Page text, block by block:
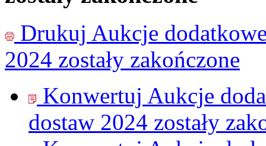
Drukuj Aukcje
2024 zostały zakończone
Konwertuj Aukcje
dostaw 2024 zostały